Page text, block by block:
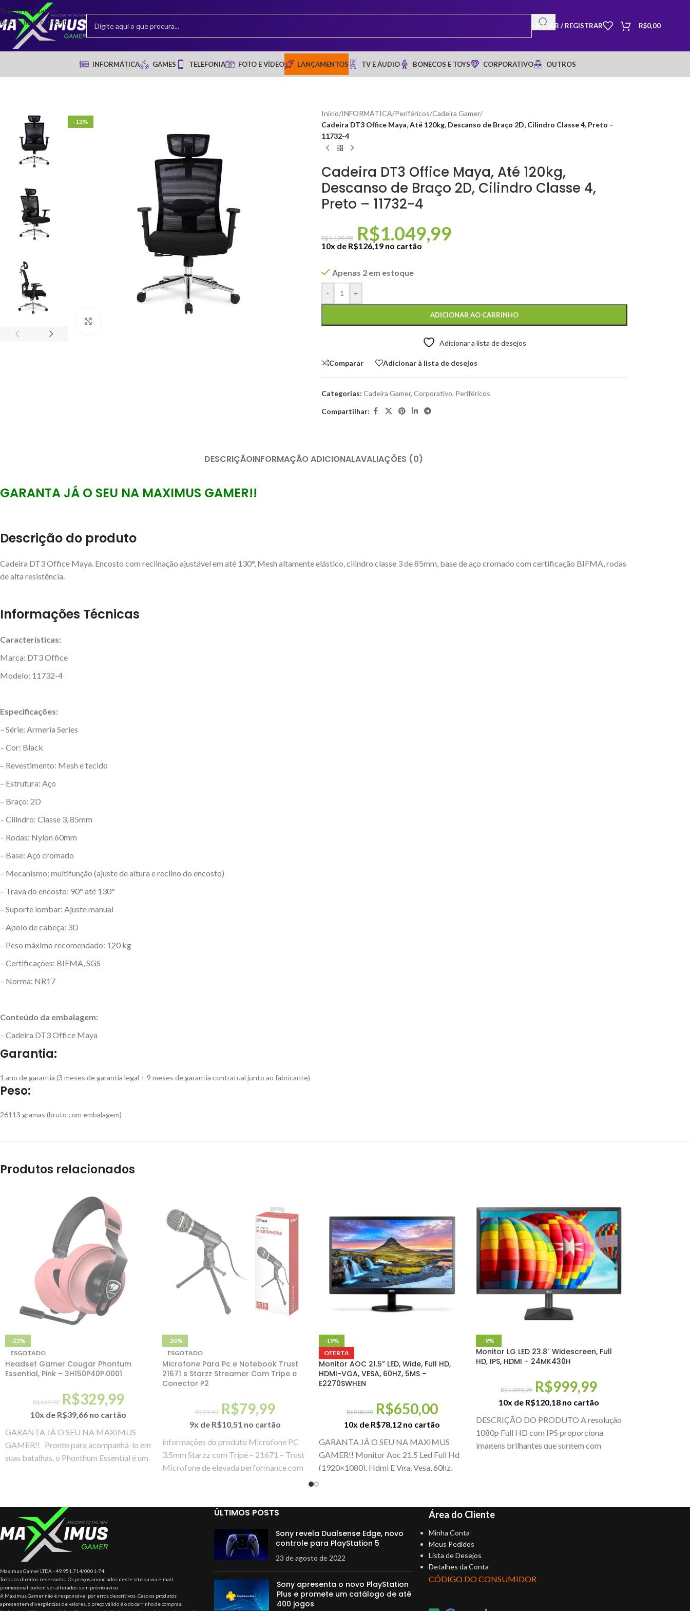
Skip to navigation
Skip to main content
ENTRAR / REGISTRAR R$0,00
INFORMÁTICA GAMES TELEFONIA FOTO E VÍDEO LANÇAMENTOS TV E ÁUDIO BONECOS E TOYS CORPORATIVO OUTROS
-13%
Início/INFORMÁTICA/Periféricos/Cadeira Gamer/
Cadeira DT3 Office Maya, Até 120kg, Descanso de Braço 2D, Cilindro Classe 4, Preto –
11732-4
Cadeira DT3 Office Maya, Até 120kg,
Descanso de Braço 2D, Cilindro Classe 4,
Preto – 11732-4
R$1.199,99 R$1.049,99
10x de R$126,19 no cartão
Apenas 2 em estoque
- +
ADICIONAR AO CARRINHO
Adicionar a lista de desejos
Comparar Adicionar à lista de desejos
Categorias: Cadeira Gamer, Corporativo, Periféricos
Compartilhar:
DESCRIÇÃOINFORMAÇÃO ADICIONALAVALIAÇÕES (0)
GARANTA JÁ O SEU NA MAXIMUS GAMER!!
Descrição do produto
Cadeira DT3 Office Maya. Encosto com reclinação ajustável em até 130°, Mesh altamente elástico, cilindro classe 3 de 85mm, base de aço cromado com certificação BIFMA, rodas
de alta resistência.
Informações Técnicas
Características:
Marca: DT3 Office
Modelo: 11732-4
Especificações:
– Série: Armeria Series
– Cor: Black
– Revestimento: Mesh e tecido
– Estrutura: Aço
– Braço: 2D
– Cilindro: Classe 3, 85mm
– Rodas: Nylon 60mm
– Base: Aço cromado
– Mecanismo: multifunção (ajuste de altura e reclino do encosto)
– Trava do encosto: 90° até 130°
– Suporte lombar: Ajuste manual
– Apoio de cabeça: 3D
– Peso máximo recomendado: 120 kg
– Certificações: BIFMA, SGS
– Norma: NR17
Conteúdo da embalagem:
– Cadeira DT3 Office Maya
Garantia:
1 ano de garantia (3 meses de garantia legal + 9 meses de garantia contratual junto ao fabricante)
Peso:
26113 gramas (bruto com embalagem)
Produtos relacionados
-23%
ESGOTADO
Headset Gamer Cougar Phontum
Essential, Pink – 3H150P40P.0001
R$429,99 R$329,99
10x de R$39,66 no cartão
GARANTA JÁ O SEU NA MAXIMUS
GAMER!! Pronto para acompanhá-lo em
suas batalhas, o Phonthum Essential é um
-20%
ESGOTADO
Microfone Para Pc e Notebook Trust
21671 s Starzz Streamer Com Tripe e
Conector P2
R$99,99 R$79,99
9x de R$10,51 no cartão
informações do produto Microfone PC
3.5mm Starzz com Tripé – 21671 – Trust
Microfone de elevada performance com
-19%
OFERTA
Monitor AOC 21.5” LED, Wide, Full HD,
HDMI-VGA, VESA, 60HZ, 5MS –
E2270SWHEN
R$800,00 R$650,00
10x de R$78,12 no cartão
GARANTA JÁ O SEU NA MAXIMUS
GAMER!! Monitor Aoc 21.5 Led Full Hd
(1920×1080), Hdmi E Vga, Vesa, 60hz,
-9%
Monitor LG LED 23.8´ Widescreen, Full
HD, IPS, HDMI – 24MK430H
R$1.099,99 R$999,99
10x de R$120,18 no cartão
DESCRIÇÃO DO PRODUTO A resolução
1080p Full HD com IPS proporciona
imagens brilhantes que surgem com
Maximus Gamer LTDA - 49.951.714/0001-74
Todos os direitos reservados. Os preços anunciados neste site ou via e-mail
promocional podem ser alterados sem prévio aviso.
A Maximus Gamer não é responsável por erros descritivos. Caso os produtos
apresentem divergências de valores, o preço válido é o do carrinho de compras.
ÚLTIMOS POSTS
Sony revela Dualsense Edge, novo
controle para PlayStation 5
23 de agosto de 2022
Sony apresenta o novo PlayStation
Plus e promete um catálogo de até
400 jogos
Área do Cliente
Minha Conta
Meus Pedidos
Lista de Desejos
Detalhes da Conta
CÓDIGO DO CONSUMIDOR